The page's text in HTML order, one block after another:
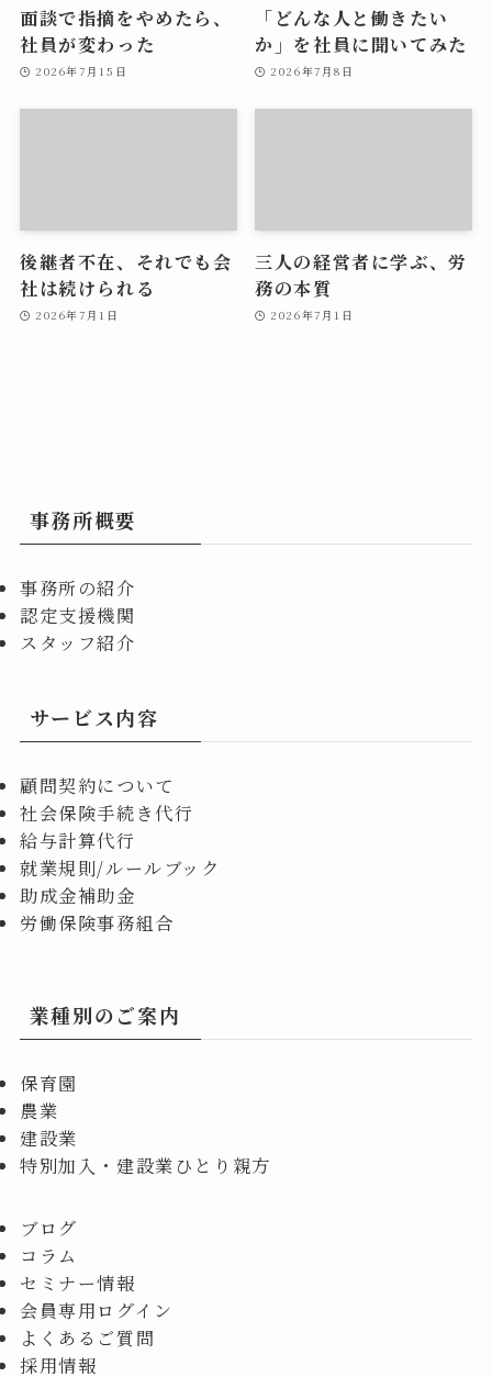
面談で指摘をやめたら、
社員が変わった
2026年7月15日
「どんな人と働きたい
か」を社員に聞いてみた
2026年7月8日
後継者不在、それでも会
社は続けられる
2026年7月1日
三人の経営者に学ぶ、労
務の本質
2026年7月1日
事務所概要
事務所の紹介
認定支援機関
スタッフ紹介
サービス内容
顧問契約について
社会保険手続き代行
給与計算代行
就業規則/ルールブック
助成金補助金
労働保険事務組合
業種別のご案内
保育園
農業
建設業
特別加入・建設業ひとり親方
ブログ
コラム
セミナー情報
会員専用ログイン
よくあるご質問
採用情報